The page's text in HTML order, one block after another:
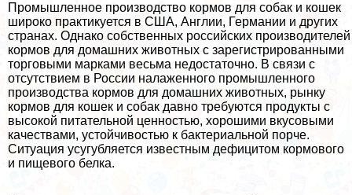
Промышленное производство кормов для собак и кошек
широко пpaктикуется в США, Англии, Германии и других
странах. Однако собственных российских производителей
кормов для домашних животных с зарегистрированными
торговыми марками весьма недостаточно. В связи с
отсутствием в России налаженного промышленного
производства кормов для домашних животных, рынку
кормов для кошек и собак давно требуются продукты с
высокой питательной ценностью, хорошими вкусовыми
качествами, устойчивостью к бактериальной порче.
Ситуация усугубляется известным дефицитом кормового
и пищевого белка.